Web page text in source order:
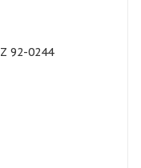
92-0244